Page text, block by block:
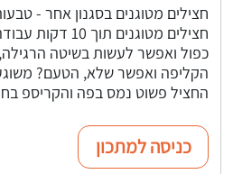
חצילים מטוגנים בסגנון אחר -
חצילים מטוגנים
כפול ואפשר לעשות בשיטה
הקליפה ואפשר שלא, הטעם?
החציל פשוט נמס בפה והקריספ
כניסה למתכון